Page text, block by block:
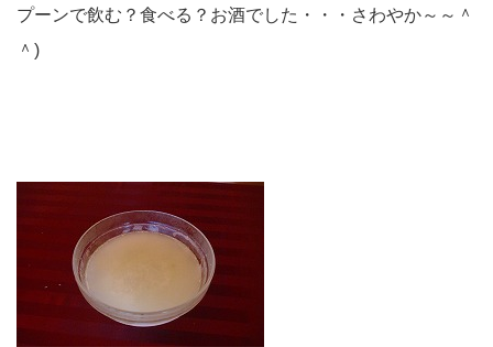
プーンで飲む？食べる？お酒でした・・・さわやか～～＾
＾)